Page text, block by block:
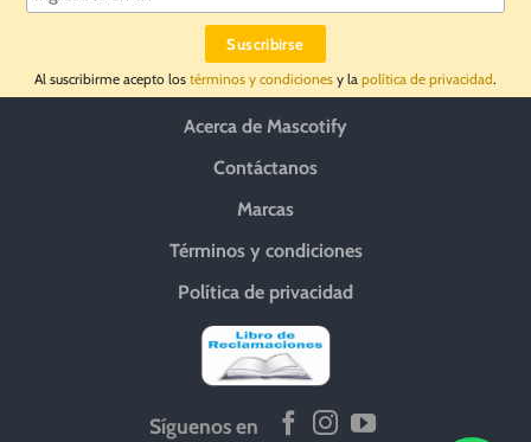
Al suscribirme acepto los términos y condiciones y la política de privacidad.
Acerca de Mascotify
Contáctanos
Marcas
Términos y condiciones
Política de privacidad
Síguenos en